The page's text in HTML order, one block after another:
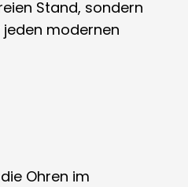
Stand, sondern
modernen
Ohren im